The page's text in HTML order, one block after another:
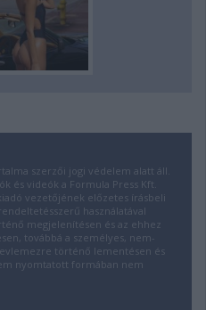
szerzői jogi védelem alatt áll.
és videók a Formula Press Kft.
vezetőjének előzetes írásbeli
használatával
megjelenítésen és az ehhez
továbbá a személyes, nem-
történő lementésen és
nyomtatott formában nem